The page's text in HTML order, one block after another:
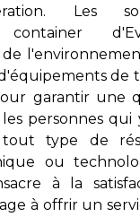
Les
container
de
de
garantir une
personnes qui
tout type de
ou
à la
à offrir un